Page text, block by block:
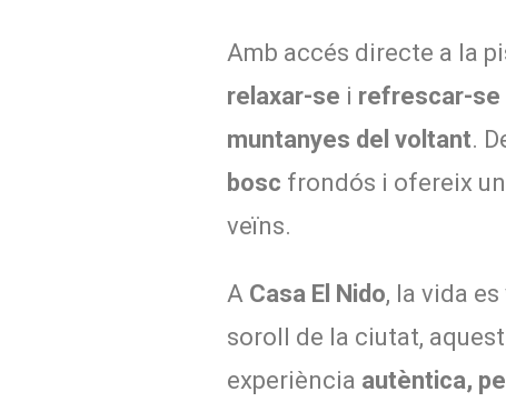
Amb accés directe a la
relaxar-se i refrescar-se
muntanyes del voltant.
bosc frondós i ofereix
veïns.
A Casa El Nido, la vida
soroll de la ciutat,
experiència autèntica,